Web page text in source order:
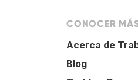
CONOCER
Acerca de
Blog